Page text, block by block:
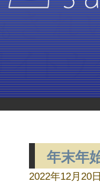
年末年
2022年12月20日